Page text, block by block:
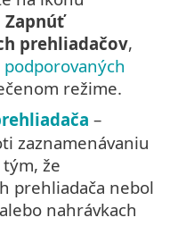
Zapnúť
prehliadačov,
podporovaných
režime.
–
zaznamenávaniu
že
prehliadača nebol
nahrávkach